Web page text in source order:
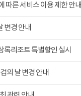
따른 서비스 이용 제한 안내
변경 안내
록리조트 특별할인 실시
의 날 변경 안내